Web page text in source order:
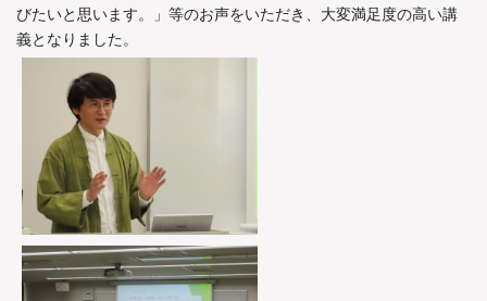
びたいと思います。」等のお声をいただき、大変満足度の高い講
義となりました。